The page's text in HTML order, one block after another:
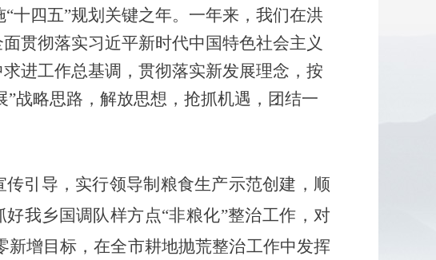
十四五”规划关键之年。 一年来，我们在洪
贯彻落实习近平新时代中国特色社会主义
进工作总基调，贯彻落实新发展理念，按
”战略思路，解放思想，抢抓机遇，团结一
引导，实行领导制粮食生产示范创建， 顺
我乡国调队样方点“非粮化”整治工作， 对
新增目标，在全市耕地抛荒整治工作中发挥